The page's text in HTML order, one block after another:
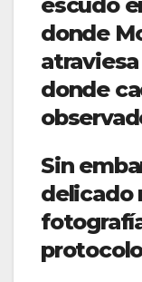
donde
donde
Sin
delicado